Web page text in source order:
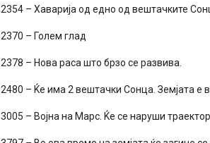
2354 – Хаварија од едно од вештачките
2370 – Голем глад
2378 – Нова раса што брзо се развива.
2480 – Ќе има 2 вештачки Сонца. Земјата е
3005 – Војна на Марс. Ќе се наруши